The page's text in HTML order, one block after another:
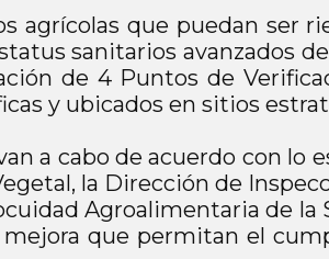
agrícolas que puedan ser
sanitarios avanzados
de 4 Puntos de
y ubicados en sitios
a cabo de acuerdo con lo
la Dirección de
Agroalimentaria de
mejora que permitan el